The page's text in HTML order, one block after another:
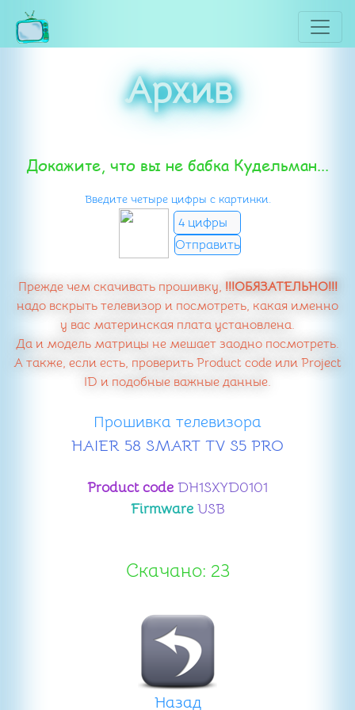
Архив
Докажите, что вы не бабка Кудельман...
Введите четыре цифры с картинки.
Прежде чем скачивать прошивку, !!!ОБЯЗАТЕЛЬНО!!!
надо вскрыть телевизор и посмотреть, какая именно
у вас материнская плата установлена.
Да и модель матрицы не мешает заодно посмотреть.
А также, если есть, проверить Product code или Project
ID и подобные важные данные.
Прошивка телевизора
HAIER 58 SMART TV S5 PRO
Product code DH1SXYD0101
FirmwareUSB
Скачано: 23
Назад